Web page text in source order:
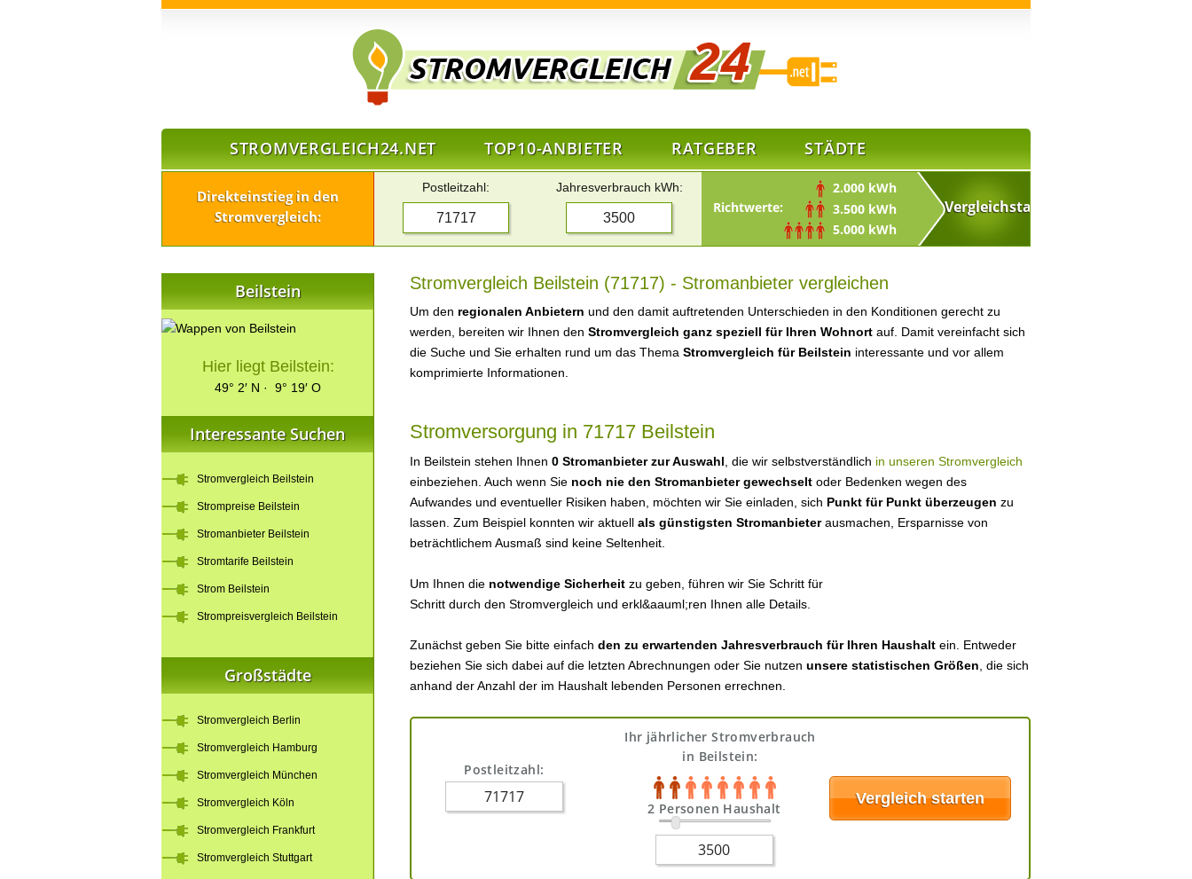
STROMVERGLEICH24.NET TOP10-ANBIETER RATGEBER STÄDTE
Direkteinstieg in den
Stromvergleich:
Postleitzahl: Jahresverbrauch kWh:
Richtwerte:
2.000 kWh
3.500 kWh
5.000 kWh
Stromvergleich Beilstein (71717) - Stromanbieter vergleichen
Um den regionalen Anbietern und den damit auftretenden Unterschieden in den Konditionen gerecht zu
werden, bereiten wir Ihnen den Stromvergleich ganz speziell für Ihren Wohnort auf. Damit vereinfacht sich
die Suche und Sie erhalten rund um das Thema Stromvergleich für Beilstein interessante und vor allem
komprimierte Informationen.
Stromversorgung in 71717 Beilstein
In Beilstein stehen Ihnen 0 Stromanbieter zur Auswahl , die wir selbstverständlich in unseren Stromvergleich
einbeziehen. Auch wenn Sie noch nie den Stromanbieter gewechselt oder Bedenken wegen des
Aufwandes und eventueller Risiken haben, möchten wir Sie einladen, sich Punkt für Punkt überzeugen zu
lassen. Zum Beispiel konnten wir aktuell als günstigsten Stromanbieterausmachen, Ersparnisse von
beträchtlichem Ausmaß sind keine Seltenheit.
Um Ihnen die notwendige Sicherheit zu geben, führen wir Sie Schritt für
Schritt durch den Stromvergleich und erkl&aauml;ren Ihnen alle Details.
Zunächst geben Sie bitte einfach den zu erwartenden Jahresverbrauch für Ihren Haushalt ein. Entweder
beziehen Sie sich dabei auf die letzten Abrechnungen oder Sie nutzen unsere statistischen Größen , die sich
anhand der Anzahl der im Haushalt lebenden Personen errechnen.
Postleitzahl:
Ihr jährlicher Stromverbrauch
in Beilstein:
2 Personen Haushalt
Beilstein
Hier liegt Beilstein:
49° 2′ N · 9° 19′ O
Interessante Suchen
Stromvergleich Beilstein
Strompreise Beilstein
Stromanbieter Beilstein
Stromtarife Beilstein
Strom Beilstein
Strompreisvergleich Beilstein
Großstädte
Stromvergleich Berlin
Stromvergleich Hamburg
Stromvergleich München
Stromvergleich Köln
Stromvergleich Frankfurt
Stromvergleich Stuttgart